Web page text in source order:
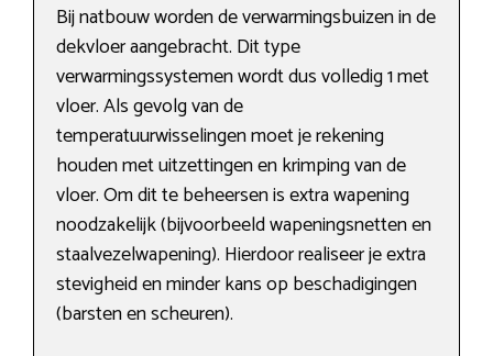
Bij natbouw worden de verwarmingsbuizen in de
dekvloer aangebracht. Dit type
verwarmingssystemen wordt dus volledig 1 met
vloer. Als gevolg van de
temperatuurwisselingen moet je rekening
houden met uitzettingen en krimping van de
vloer. Om dit te beheersen is extra wapening
noodzakelijk (bijvoorbeeld wapeningsnetten en
staalvezelwapening). Hierdoor realiseer je extra
stevigheid en minder kans op beschadigingen
(barsten en scheuren).